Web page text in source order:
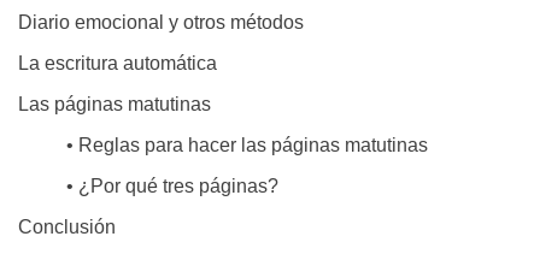
Diario emocional y otros métodos
La escritura automática
Las páginas matutinas
• Reglas para hacer las páginas matutinas
• ¿Por qué tres páginas?
Conclusión